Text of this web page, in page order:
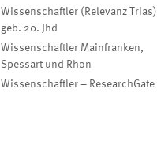
Wissenschaftler (Relevanz Trias)
geb. 20. Jhd
Wissenschaftler Mainfranken,
Spessart und Rhön
Wissenschaftler – ResearchGate